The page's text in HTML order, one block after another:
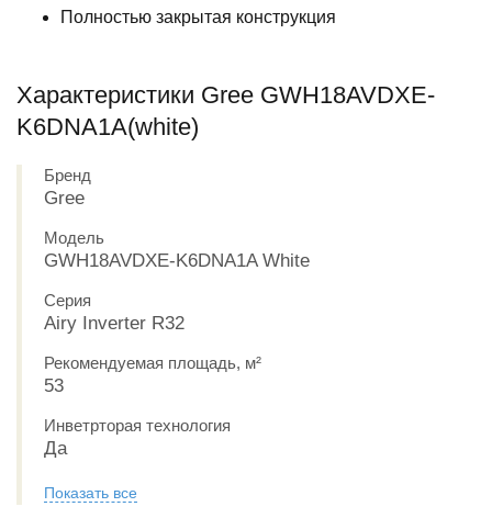
Полностью закрытая конструкция
Характеристики Gree GWH18AVDXE-
K6DNA1A(white)
Бренд
Gree
Модель
GWH18AVDXE-K6DNA1A White
Серия
Airy Inverter R32
Рекомендуемая площадь, м²
53
Инветрторая технология
Да
Показать все